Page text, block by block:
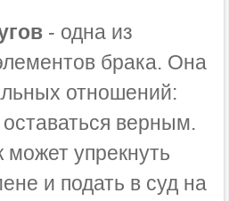
- одна из
брака. Она
отношений:
верным.
упрекнуть
и подать в суд на